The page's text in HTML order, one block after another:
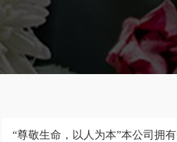
“尊敬生命，以人为本”本公司拥